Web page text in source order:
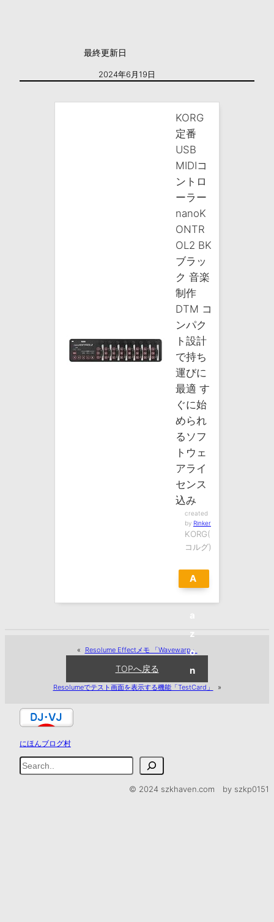
最終更新日
2024年6月19日
KORG
定番
USB
MIDIコ
ントロ
ーラー
nanoK
ONTR
OL2 BK
ブラッ
ク 音楽
制作
DTM コ
ンパク
ト設計
で持ち
運びに
最適 す
ぐに始
められ
るソフ
トウェ
アライ
センス
込み
created
by Rinker
KORG(
コルグ)
A
z
o
n
« Resolume Effectメモ 「Wavewarp」
TOPへ戻る
Resolumeでテスト画面を表示する機能「TestCard」 »
にほんブログ村
検
索
© 2024 szkhaven.com by szkp0151